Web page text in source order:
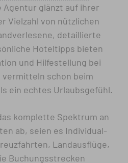
Agentur glänzt auf ihrer
Vielzahl von nützlichen
detaillierte
Hoteltipps bieten
und Hilfestellung bei
vermitteln schon beim
ein echtes Urlaubsgefühl.
komplette Spektrum an
ab, seien es Individual-
Landausflüge,
Buchungsstrecken